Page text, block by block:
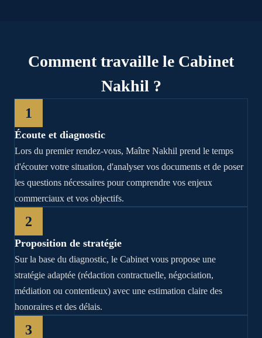
Comment travaille le Cabinet
Nakhil ?
1
Écoute et diagnostic
Lors du premier rendez-vous, Maître Nakhil prend le temps
d'écouter votre situation, d'analyser vos documents et de poser
les questions nécessaires pour comprendre vos enjeux
commerciaux et vos objectifs.
2
Proposition de stratégie
Sur la base du diagnostic, le Cabinet vous propose une
stratégie adaptée (rédaction contractuelle, négociation,
médiation ou contentieux) avec une estimation claire des
honoraires et des délais.
3